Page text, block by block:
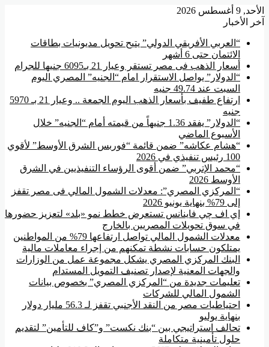
الأحد, 9 أغسطس 2026
آخر الأخبار
“العربي الأفريقي الدولي” يتيح تحويل مديونيات بطاقات
الائتمان حتى 6 أشهر
أسعار الذهب فى مصر تستقر وعيار 21 بـ6095 جنيها للجرام
“الدولار” يواصل الاستقرار امام “الجنيه” المصري اليوم
السبت عند 49.74 جنيه
ارتفاع طفيف بأسعار الذهب اليوم الجمعة .. وعيار 21 بـ 5970
جنيه
“الدولار” يفقد 1.36 جنيهاً من قيمته أمام “الجنيه” خلال
الأسبوع الماضي
“هشام عكاشه” ضمن قائمة “فوربس الشرق الأوسط” لأقوي
100 رئيس تنفيذي في 2026
“محمد الإتربي” ضمن أقوى الرؤساء التنفيذيين في الشرق
الأوسط 2026
“المركزي المصري”: معدلات الشمول المالي فى مصر تقفز
إلى 79% بنهاية يونيو 2026
إي اف چي فاينانس تستعرض خطط نمو «بلد» لتعزيز حضورها
في سوق تحويلات المصريين بالخارج
معدلات الشمول المالي تواصل ارتفاعها 79% من المواطنين
يمتلكون حسابات نشطة تمكنهم من إجراء معاملات مالية
البنك المركزي المصري يشكل مجموعة عمل من الوزارات
والجهات المعنية لإصدار تصنيف التمويل المستدام
تعليمات جديدة من “المركزي المصري” بخصوص بيانات
الشمول المالي للشركات
احتياطيات مصر من النقد الأجنبي تقفز لـ 56.3 مليار دولار
بنهاية يوليو
تحالف استراتيجي بين “بنك نكست” و”كاف للتأمين” لتقديم
حلول تأمينية متكاملة